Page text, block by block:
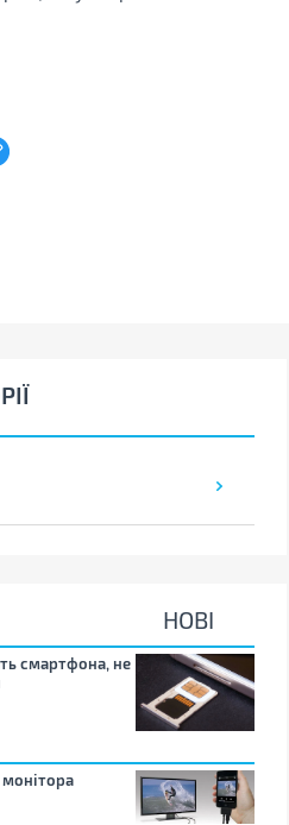
НОВІ
смартфона, не